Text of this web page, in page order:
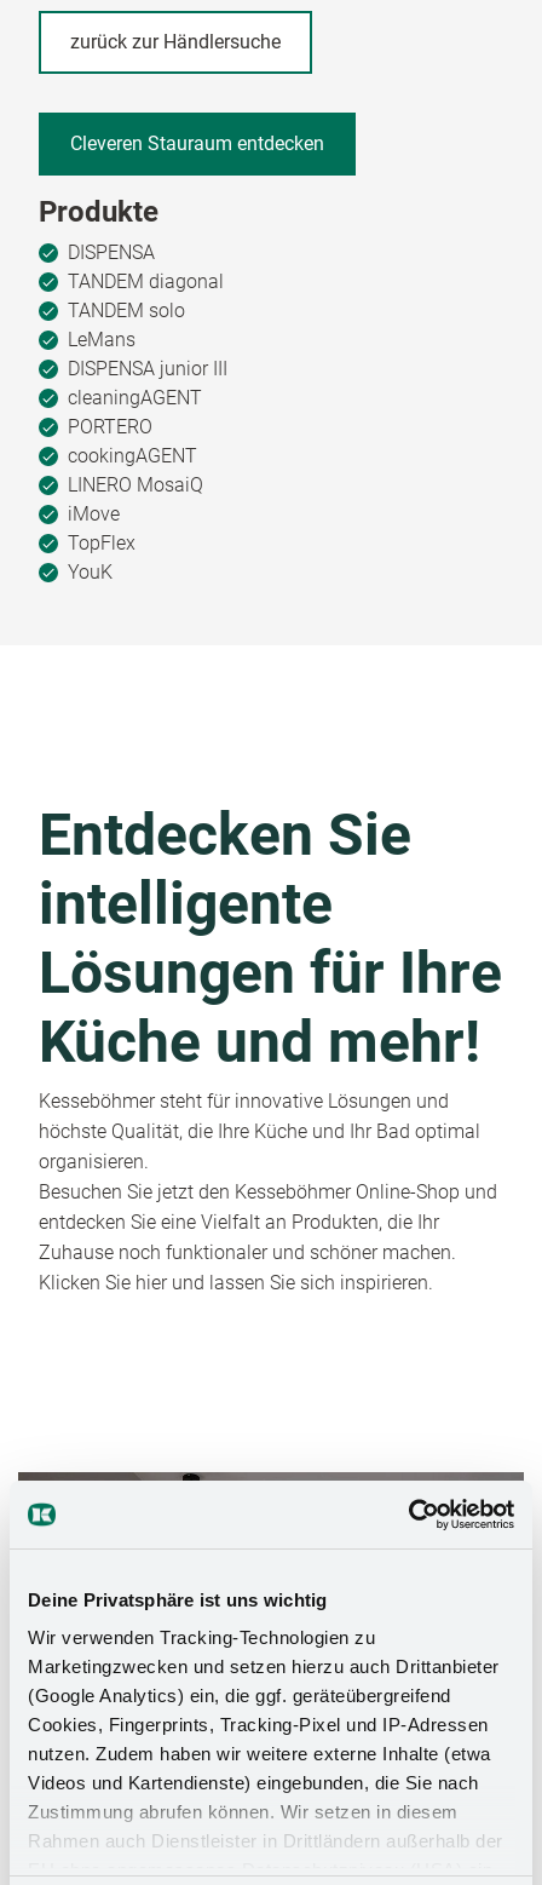
Deine Privatsphäre ist uns wichtig
Wir verwenden Tracking-Technologien zu
Marketingzwecken und setzen hierzu auch Drittanbieter
(Google Analytics) ein, die ggf. geräteübergreifend
Cookies, Fingerprints, Tracking-Pixel und IP-Adressen
nutzen. Zudem haben wir weitere externe Inhalte (etwa
Videos und Kartendienste) eingebunden, die Sie nach
Zustimmung abrufen können. Wir setzen in diesem
Rahmen auch Dienstleister in Drittländern außerhalb der
zurück zur Händlersuche
Cleveren Stauraum entdecken
Produkte
DISPENSA
TANDEM diagonal
TANDEM solo
LeMans
DISPENSA junior III
cleaningAGENT
PORTERO
cookingAGENT
LINERO MosaiQ
iMove
TopFlex
YouK
Entdecken Sie
intelligente
Lösungen für Ihre
Küche und mehr!
Kesseböhmer steht für innovative Lösungen und
höchste Qualität, die Ihre Küche und Ihr Bad optimal
organisieren.
Besuchen Sie jetzt den Kesseböhmer Online-Shop und
entdecken Sie eine Vielfalt an Produkten, die Ihr
Zuhause noch funktionaler und schöner machen.
Klicken Sie hier und lassen Sie sich inspirieren.
Das Stauraumwunder für Ihr